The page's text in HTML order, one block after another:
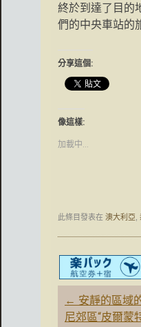
終於到達了目的
們的中央車站的
分享這個:
像這樣:
加載中...
此條目發表在 澳大利亞
文
章
← 安靜的區域
尼郊區“皮爾蒙